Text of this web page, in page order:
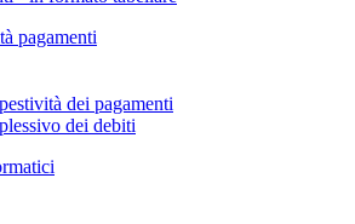
pagamenti
dei pagamenti
dei debiti